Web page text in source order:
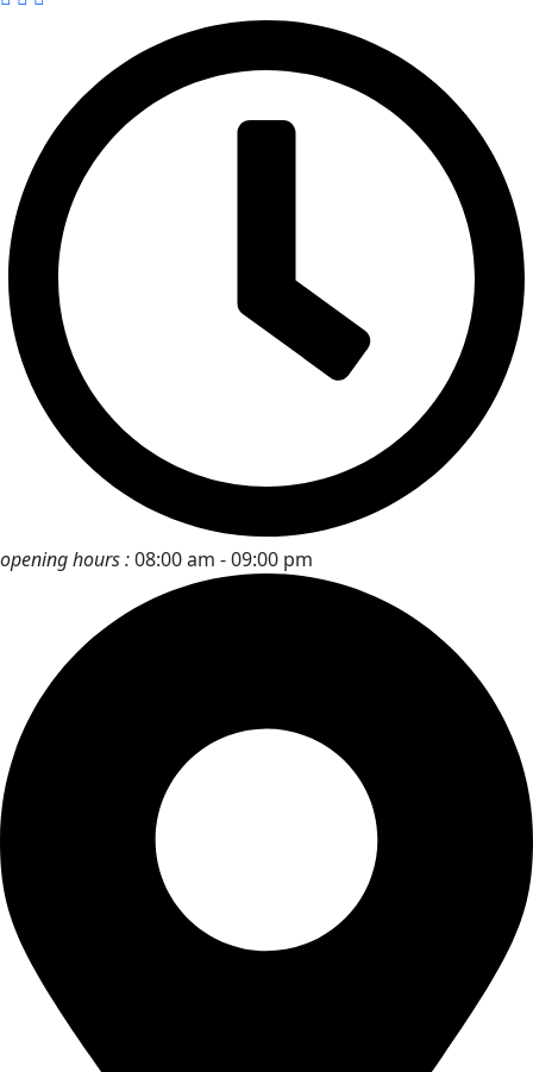
opening hours :08:00 am - 09:00 pm